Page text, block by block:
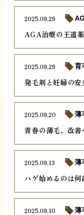
AGA治療の王道
2025.09.29
発毛剤と妊婦の安
2025.09.29 育
青春の薄毛、改善
2025.09.20 薄
ハゲ始めるのは
2025.09.13 薄
2025.09.10 薄